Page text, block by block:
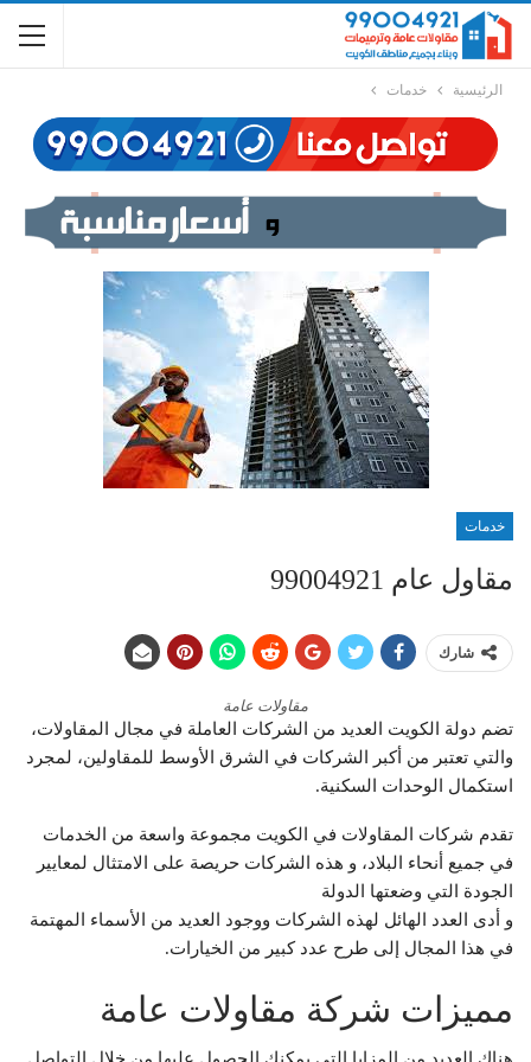
الرئيسية خدمات
خدمات
مقاول عام 99004921
شارك
مقاولات عامة
تضم دولة الكويت العديد من الشركات العاملة في مجال المقاولات،
والتي تعتبر من أكبر الشركات في الشرق الأوسط للمقاولين، لمجرد
استكمال الوحدات السكنية.
تقدم شركات المقاولات في الكويت مجموعة واسعة من الخدمات
في جميع أنحاء البلاد، و هذه الشركات حريصة على الامتثال لمعايير
الجودة التي وضعتها الدولة
و أدى العدد الهائل لهذه الشركات ووجود العديد من الأسماء المهتمة
في هذا المجال إلى طرح عدد كبير من الخيارات.
مميزات شركة مقاولات عامة